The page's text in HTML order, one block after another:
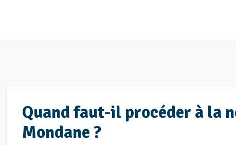
Quand faut-il procéder à la
Mondane ?